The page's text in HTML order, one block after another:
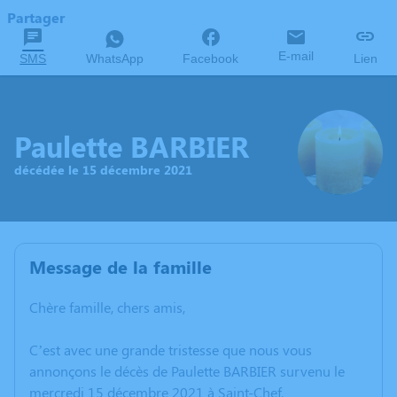
Partager
SMS WhatsApp Facebook E-mail Lien
Paulette BARBIER
décédée le 15 décembre 2021
Message de la famille
Chère famille, chers amis,
C’est avec une grande tristesse que nous vous
annonçons le décès de Paulette BARBIER survenu le
mercredi 15 décembre 2021 à Saint-Chef.